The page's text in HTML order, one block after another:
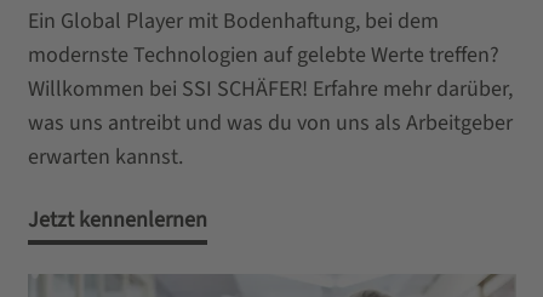
Ein Global Player mit Bodenhaftung, bei dem
modernste Technologien auf gelebte Werte treffen?
Willkommen bei SSI SCHÄFER! Erfahre mehr darüber,
was uns antreibt und was du von uns als Arbeitgeber
erwarten kannst.
Jetzt kennenlernen